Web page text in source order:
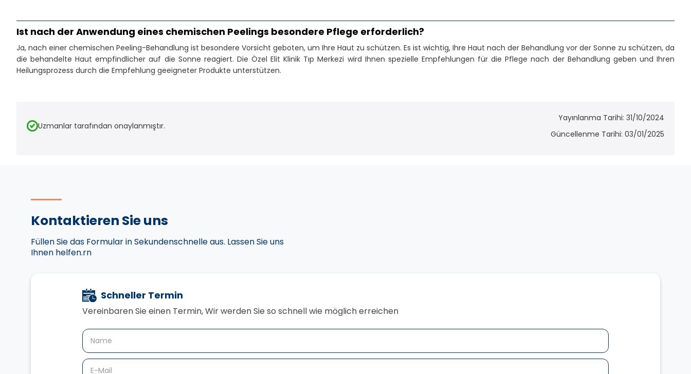
Ist nach der Anwendung eines chemischen Peelings besondere Pflege erforderlich?
Ja, nach einer chemischen Peeling-Behandlung ist besondere Vorsicht geboten, um Ihre Haut zu schützen. Es ist wichtig, Ihre Haut nach der Behandlung vor der Sonne zu schützen, da
die behandelte Haut empfindlicher auf die Sonne reagiert. Die Özel Elit Klinik Tıp Merkezi wird Ihnen spezielle Empfehlungen für die Pflege nach der Behandlung geben und Ihren
Heilungsprozess durch die Empfehlung geeigneter Produkte unterstützen.
Uzmanlar tarafından onaylanmıştır.
Yayınlanma Tarihi: 31/10/2024
Güncellenme Tarihi: 03/01/2025
Kontaktieren Sie uns
Füllen Sie das Formular in Sekundenschnelle aus. Lassen Sie uns
Ihnen helfen.rn
Schneller Termin
Vereinbaren Sie einen Termin,‍ Wir werden Sie so schnell wie möglich erreichen